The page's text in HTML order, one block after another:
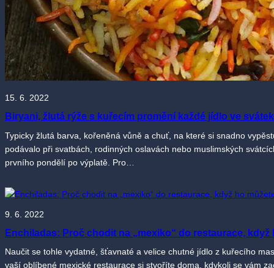
15. 6. 2022
Biryani, žlutá rýže s kuřecím promění každé jídlo ve
Typicky žlutá barva, kořeněná vůně a chuť, na které si snadno
podávalo při svatbách, rodinných oslavách nebo muslimských
prvního pondělí po výplatě. Pro…
9. 6. 2022
Enchiladas: Proč chodit na „mexiko“ do restaurace,
Naučit se tohle vydatné, šťavnaté a velice chutné jídlo z kuřecího
vaší oblíbené mexické restaurace si stvoříte doma, kdykoli se vám